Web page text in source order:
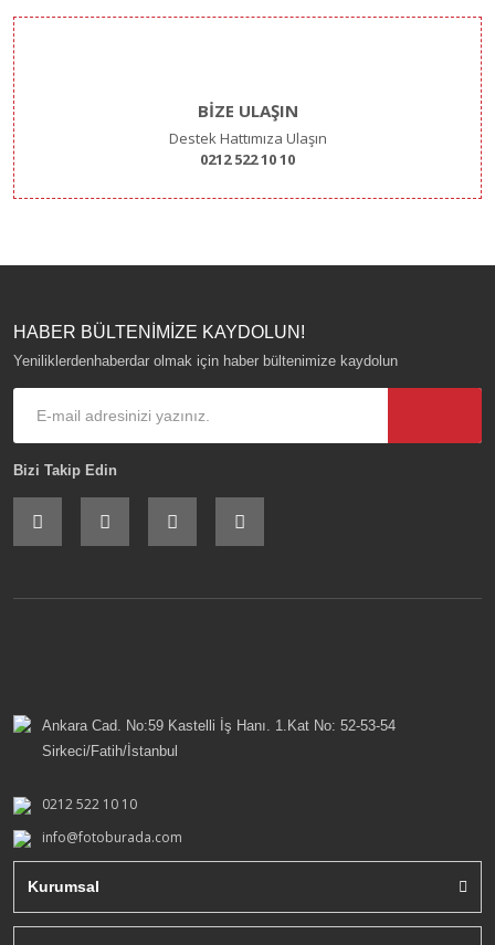
BİZE ULAŞIN
Destek Hattımıza Ulaşın
0212 522 10 10
HABER BÜLTENİMİZE KAYDOLUN!
Yeniliklerdenhaberdar olmak için haber bültenimize kaydolun
Bizi Takip Edin
Ankara Cad. No:59 Kastelli İş Hanı. 1.Kat No: 52-53-54
Sirkeci/Fatih/İstanbul
0212 522 10 10
info@fotoburada.com
Kurumsal